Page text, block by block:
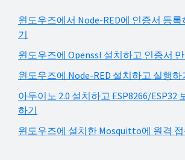
색
윈도우즈에서 Node-RED에 인증서 등록
기
윈도우즈에 Openssl 설치하고 인증서
윈도우즈에 Node-RED 설치하고 실행하
아두이노 2.0 설치하고 ESP8266/ESP32
하기
윈도우즈에 설치한 Mosquitto에 원격